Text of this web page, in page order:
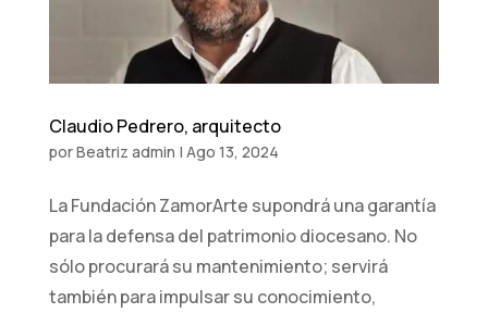
Claudio Pedrero, arquitecto
porBeatriz admin | Ago 13, 2024
La Fundación ZamorArte supondrá una garantía
para la defensa del patrimonio diocesano. No
sólo procurará su mantenimiento; servirá
también para impulsar su conocimiento,